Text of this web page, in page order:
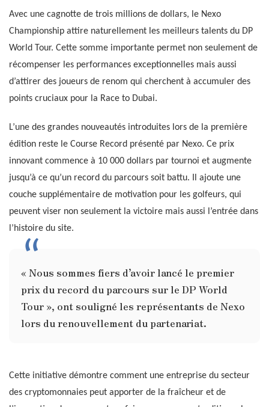
Avec une cagnotte de trois millions de dollars, le Nexo
Championship attire naturellement les meilleurs talents du DP
World Tour. Cette somme importante permet non seulement de
récompenser les performances exceptionnelles mais aussi
d’attirer des joueurs de renom qui cherchent à accumuler des
points cruciaux pour la Race to Dubai.
L’une des grandes nouveautés introduites lors de la première
édition reste le Course Record présenté par Nexo. Ce prix
innovant commence à 10 000 dollars par tournoi et augmente
jusqu’à ce qu’un record du parcours soit battu. Il ajoute une
couche supplémentaire de motivation pour les golfeurs, qui
peuvent viser non seulement la victoire mais aussi l’entrée dans
l’histoire du site.
« Nous sommes fiers d’avoir lancé le premier
prix du record du parcours sur le DP World
Tour », ont souligné les représentants de Nexo
lors du renouvellement du partenariat.
Cette initiative démontre comment une entreprise du secteur
des cryptomonnaies peut apporter de la fraîcheur et de